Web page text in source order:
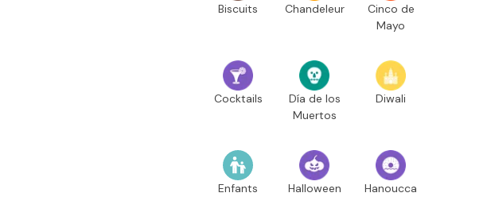
Biscuits Chandeleur
Cinco de
Mayo
Cocktails
Día de los
Muertos
Diwali
Enfants Halloween Hanoucca